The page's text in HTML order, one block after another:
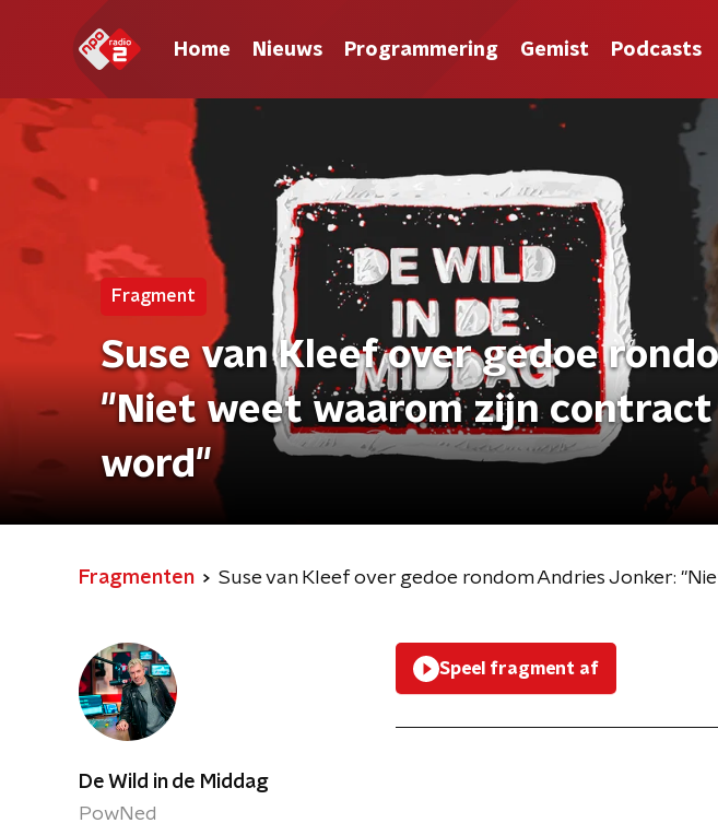
Home Nieuws Programmering Gemist Podcasts
Fragment
Suse van Kleef over gedoe
"Niet weet waarom zijn
word"
Fragmenten Suse van Kleef over gedoe rondom Andries Jonker:
De Wild in de Middag
PowNed
Speel fragment af